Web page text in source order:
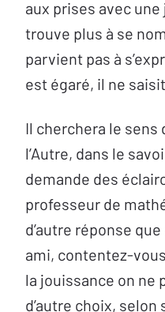
aux prises avec
trouve plus à se
parvient pas à
est égaré, il ne
Il cherchera le sens
l’Autre, dans le
demande des
professeur de
d’autre réponse
ami, contentez-
la jouissance on ne
d’autre choix,